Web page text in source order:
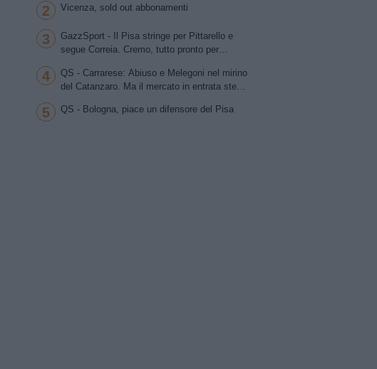
per la trequarti uno tra Chipperfield e Girma.
idea Antonini
2 Vicenza, sold out abbonamenti
3
GazzSport - Il Pisa stringe per Pittarello e
segue Correia. Cremo, tutto pronto per
portiere Vindahl
4
QS - Carrarese: Abiuso e Melegoni nel mirino
del Catanzaro. Ma il mercato in entrata stenta
5 QS - Bologna, piace un difensore del Pisa